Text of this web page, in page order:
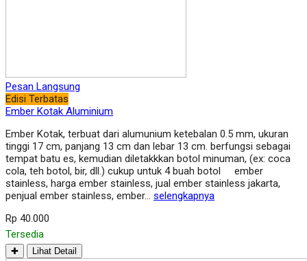
Pesan Langsung
Edisi Terbatas
Ember Kotak Aluminium
Ember Kotak, terbuat dari alumunium ketebalan 0.5 mm, ukuran
tinggi 17 cm, panjang 13 cm dan lebar 13 cm. berfungsi sebagai
tempat batu es, kemudian diletakkkan botol minuman, (ex: coca
cola, teh botol, bir, dll.) cukup untuk 4 buah botol ember
stainless, harga ember stainless, jual ember stainless jakarta,
penjual ember stainless, ember… selengkapnya
Rp 40.000
Tersedia
✚ Lihat Detail